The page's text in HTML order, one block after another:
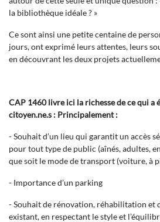
la bibliothèque idéale ? »
Ce sont ainsi une petite centaine de
jours, ont exprimé leurs attentes, leurs
en découvrant les deux projets
CAP 1460 livre ici la richesse de ce qui a
citoyen.ne.s : Principalement :
- Souhait d’un lieu qui garantit un accès
pour tout type de public (aînés, adultes,
que soit le mode de transport (voiture, à
- Importance d’un parking
- Souhait de rénovation, réhabilitation et
existant, en respectant le style et